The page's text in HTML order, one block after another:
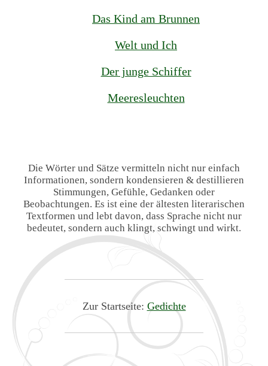
Das Kind am Brunnen
Welt und Ich
Der junge Schiffer
Meeresleuchten
Die Wörter und Sätze vermitteln nicht nur einfach
Informationen, sondern kondensieren & destillieren
Stimmungen, Gefühle, Gedanken oder
Beobachtungen. Es ist eine der ältesten literarischen
Textformen und lebt davon, dass Sprache nicht nur
bedeutet, sondern auch klingt, schwingt und wirkt.
Zur Startseite: Gedichte